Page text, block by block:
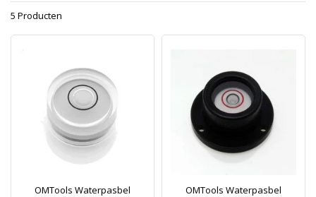
5 Producten
OMTools Waterpasbel
OMTools Waterpasbel